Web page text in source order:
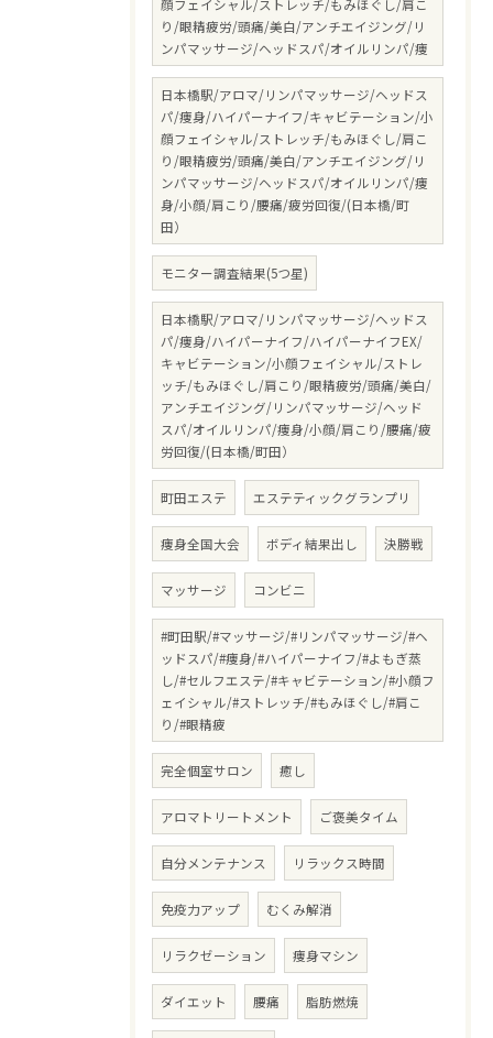
顔フェイシャル/ストレッチ/もみほぐし/肩こ
り/眼精疲労/頭痛/美白/アンチエイジング/リ
ンパマッサージ/ヘッドスパ/オイルリンパ/痩
日本橋駅/アロマ/リンパマッサージ/ヘッドス
パ/痩身/ハイパーナイフ/キャビテーション/小
顔フェイシャル/ストレッチ/もみほぐし/肩こ
り/眼精疲労/頭痛/美白/アンチエイジング/リ
ンパマッサージ/ヘッドスパ/オイルリンパ/痩
身/小顔/肩こり/腰痛/疲労回復/(日本橋/町
田）
モニター調査結果(5つ星)
日本橋駅/アロマ/リンパマッサージ/ヘッドス
パ/痩身/ハイパーナイフ/ハイパーナイフEX/
キャビテーション/小顔フェイシャル/ストレ
ッチ/もみほぐし/肩こり/眼精疲労/頭痛/美白/
アンチエイジング/リンパマッサージ/ヘッド
スパ/オイルリンパ/痩身/小顔/肩こり/腰痛/疲
労回復/(日本橋/町田）
町田エステ エステティックグランプリ
痩身全国大会 ボディ結果出し 決勝戦
マッサージ コンビニ
#町田駅/#マッサージ/#リンパマッサージ/#ヘ
ッドスパ/#痩身/#ハイパーナイフ/#よもぎ蒸
し/#セルフエステ/#キャビテーション/#小顔フ
ェイシャル/#ストレッチ/#もみほぐし/#肩こ
り/#眼精疲
完全個室サロン 癒し
アロマトリートメント ご褒美タイム
自分メンテナンス リラックス時間
免疫力アップ むくみ解消
リラクゼーション 痩身マシン
ダイエット 腰痛 脂肪燃焼